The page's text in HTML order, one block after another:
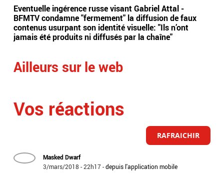
Eventuelle ingérence russe visant Gabriel Attal -
BFMTV condamne "fermement" la diffusion de faux
contenus usurpant son identité visuelle: "Ils n’ont
jamais été produits ni diffusés par la chaîne"
Ailleurs sur le web
Vos réactions
RAFRAICHIR
Masked Dwarf
3/mars/2018 - 22h17-depuis l'application mobile